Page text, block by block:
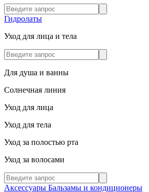
Гидролаты
Уход для лица и тела
Для душа и ванны
Солнечная линия
Уход для лица
Уход для тела
Уход за полостью рта
Уход за волосами
Аксессуары Бальзамы и кондиционеры